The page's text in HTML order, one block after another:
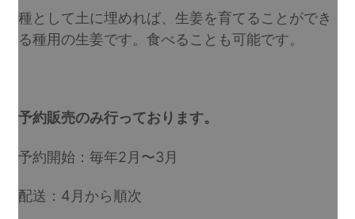
種として土に埋めれば、生姜を育てることができ
る種用の生姜です。食べることも可能です。
予約販売のみ行っております。
予約開始：毎年2月〜3月
配送：4月から順次